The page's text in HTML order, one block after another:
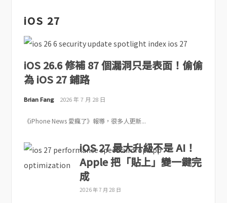
iOS 27
iOS 26.6 修補 87 個漏洞只是表面！偷偷
為 iOS 27 鋪路
Brian Fang 2026 年 7 月 28 日
《iPhone News 愛瘋了》報導，很多人更新...
iOS 27 最大升級不是 AI！
Apple 把「貼上」變一鍵完
成
2026 年 7 月 28 日